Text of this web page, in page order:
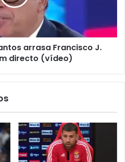
arrasa Francisco J.
directo (vídeo)